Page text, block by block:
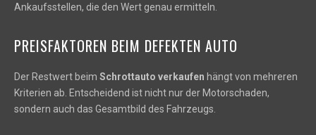
Ankaufsstellen, die den Wert genau ermitteln.
PREISFAKTOREN BEIM DEFEKTEN AUTO
Der Restwert beim Schrottauto verkaufen hängt von mehreren
Kriterien ab. Entscheidend ist nicht nur der Motorschaden,
sondern auch das Gesamtbild des Fahrzeugs.